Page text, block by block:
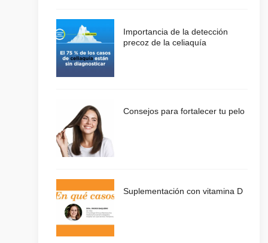
Importancia de la detección
precoz de la celiaquía
Consejos para fortalecer tu pelo
Suplementación con vitamina D